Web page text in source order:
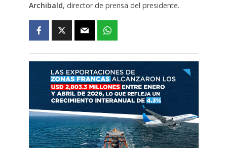
Archibald, director de prensa del presidente.